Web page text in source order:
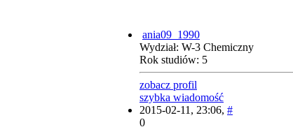
ania09_1990
Wydział: W-3 Chemiczny
Rok studiów: 5
zobacz profil
szybka wiadomość
2015-02-11, 23:06, #
0